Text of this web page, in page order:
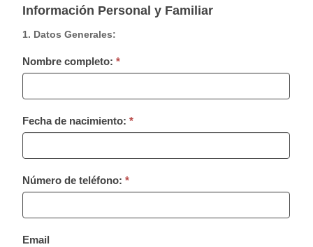
Información Personal y Familiar
1. Datos Generales:
Nombre completo:*
Fecha de nacimiento:*
Número de teléfono:*
Email
r
h
m
n
l
e
e
t
s